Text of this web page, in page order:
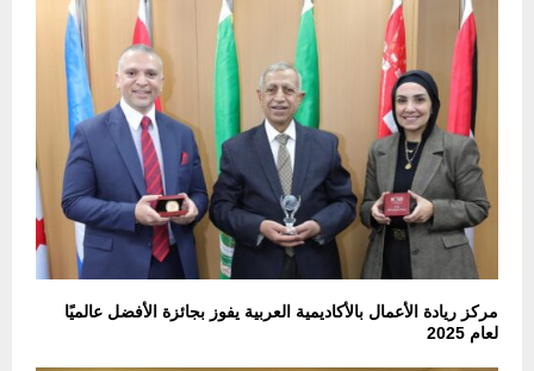
مركز ريادة الأعمال بالأكاديمية العربية يفوز بجائزة الأفضل عالميًا
لعام 2025